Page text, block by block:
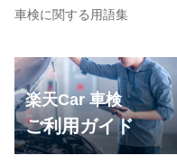
車検に関する用語集
楽天Car 車検
ご利用ガイド